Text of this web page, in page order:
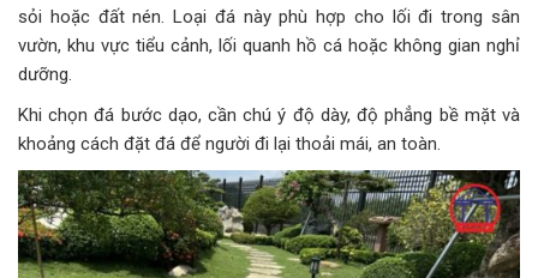
sỏi hoặc đất nén. Loại đá này phù hợp cho lối đi trong sân
vườn, khu vực tiểu cảnh, lối quanh hồ cá hoặc không gian nghỉ
dưỡng.
Khi chọn đá bước dạo, cần chú ý độ dày, độ phẳng bề mặt và
khoảng cách đặt đá để người đi lại thoải mái, an toàn.